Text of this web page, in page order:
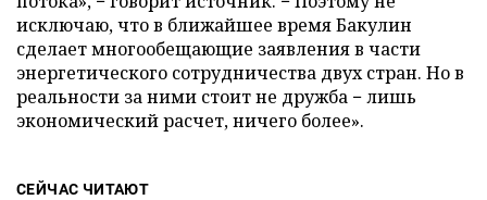
исключаю, что в ближайшее время Бакулин
сделает многообещающие заявления в части
энергетического сотрудничества двух стран. Но в
реальности за ними стоит не дружба − лишь
экономический расчет, ничего более».
СЕЙЧАС ЧИТАЮТ